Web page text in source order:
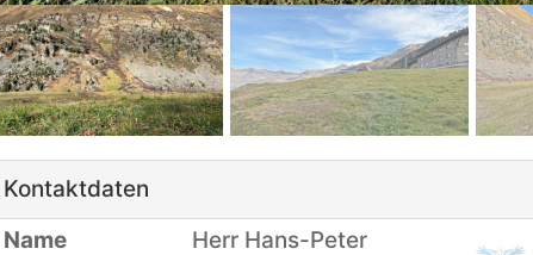
Kontaktdaten
Name
Herr Hans-Peter